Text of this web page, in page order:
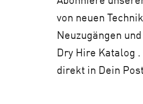
von neuen
Neuzugängen
Dry Hire Katalog
direkt in Dein